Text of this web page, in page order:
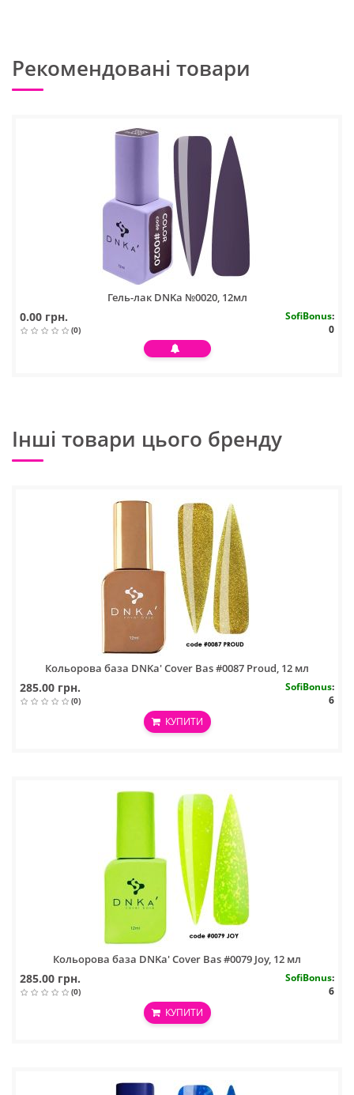
Рекомендовані товари
Гель-лак DNKa №0020, 12мл
0.00 грн.
(0)
SofiBonus:
0
Інші товари цього бренду
Кольорова база DNKa' Cover Bas #0087 Proud, 12 мл
285.00 грн.
(0)
SofiBonus:
6
КУПИТИ
Кольорова база DNKa' Cover Bas #0079 Joy, 12 мл
285.00 грн.
(0)
SofiBonus:
6
КУПИТИ